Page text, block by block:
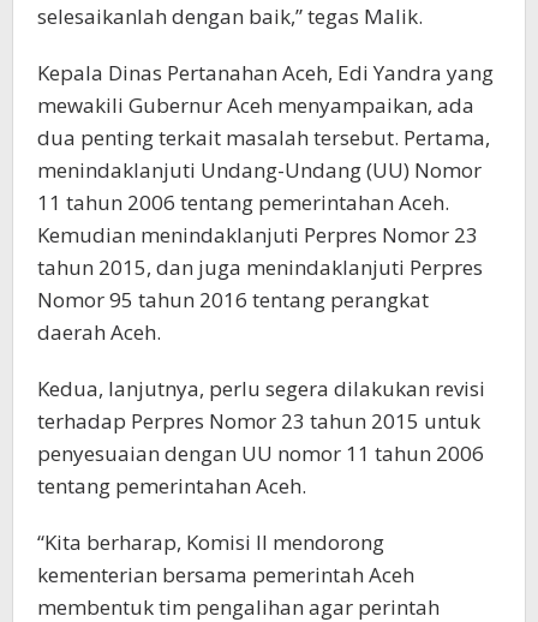
selesaikanlah dengan baik,” tegas Malik.
Kepala Dinas Pertanahan Aceh, Edi Yandra yang
mewakili Gubernur Aceh menyampaikan, ada
dua penting terkait masalah tersebut. Pertama,
menindaklanjuti Undang-Undang (UU) Nomor
11 tahun 2006 tentang pemerintahan Aceh.
Kemudian menindaklanjuti Perpres Nomor 23
tahun 2015, dan juga menindaklanjuti Perpres
Nomor 95 tahun 2016 tentang perangkat
daerah Aceh.
Kedua, lanjutnya, perlu segera dilakukan revisi
terhadap Perpres Nomor 23 tahun 2015 untuk
penyesuaian dengan UU nomor 11 tahun 2006
tentang pemerintahan Aceh.
“Kita berharap, Komisi II mendorong
kementerian bersama pemerintah Aceh
membentuk tim pengalihan agar perintah